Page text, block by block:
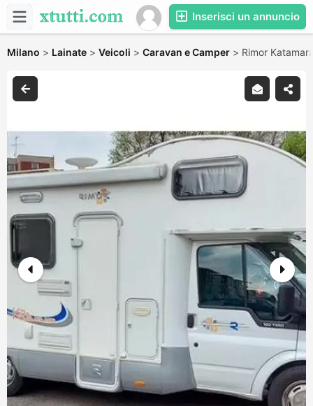
Inserisci un annuncio
Milano > Lainate > Veicoli > Caravan e Camper > Rimor